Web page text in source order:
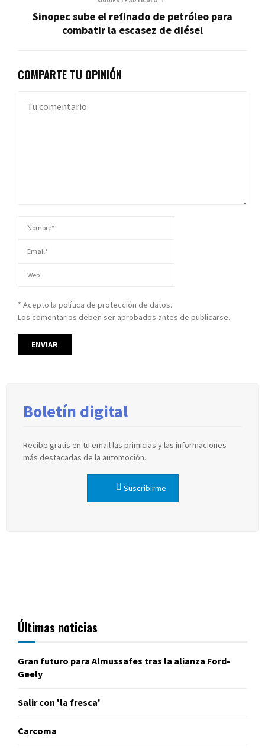
Sinopec sube el refinado de petróleo para
combatir la escasez de diésel
COMPARTE TU OPINIÓN
* Acepto la política de protección de datos.
Los comentarios deben ser aprobados antes de publicarse.
Boletín digital
Recibe gratis en tu email las primicias y las informaciones
más destacadas de la automoción.
Suscribirme
Últimas noticias
Gran futuro para Almussafes tras la alianza Ford-
Geely
Salir con 'la fresca'
Carcoma